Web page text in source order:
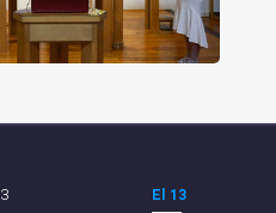
El 13